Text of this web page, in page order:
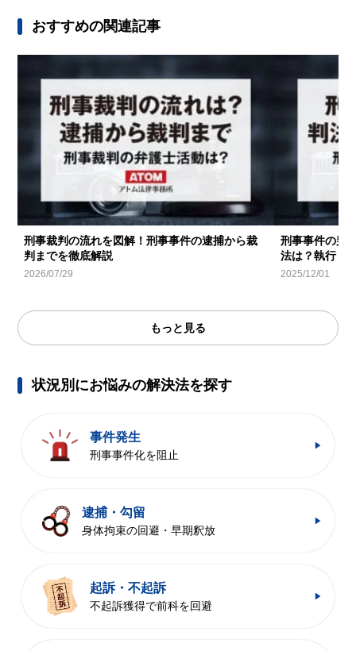
おすすめの関連記事
刑事裁判の流れを図解！刑事事件の逮捕から裁
判までを徹底解説
2026/07/29
刑事事件の判
法は？執行・
2025/12/01
もっと見る
状況別にお悩みの解決法を探す
事件発生
刑事事件化を阻止
逮捕・勾留
身体拘束の回避・早期釈放
起訴・不起訴
不起訴獲得で前科を回避